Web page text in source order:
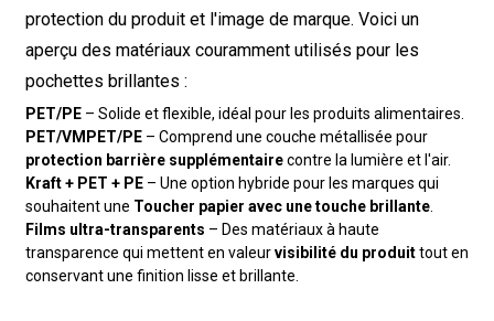
protection du produit et l'image de marque. Voici un
aperçu des matériaux couramment utilisés pour les
pochettes brillantes :
PET/PE– Solide et flexible, idéal pour les produits alimentaires.
PET/VMPET/PE– Comprend une couche métallisée pour
protection barrière supplémentairecontre la lumière et l'air.
Kraft + PET + PE– Une option hybride pour les marques qui
souhaitent une Toucher papier avec une touche brillante.
Films ultra-transparents – Des matériaux à haute
transparence qui mettent en valeurvisibilité du produittout en
conservant une finition lisse et brillante.